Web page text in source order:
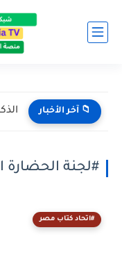
📁 آخر الأخبار
#لجنة الحضارة
#اتحاد كتاب مصر